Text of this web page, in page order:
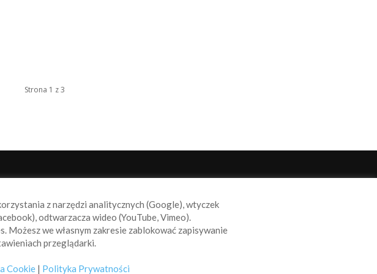
Strona 1 z 3
aktualnych
i
z narzędzi analitycznych (Google), wtyczek
odtwarzacza wideo (YouTube, Vimeo).
we własnym zakresie zablokować zapisywanie
przeglądarki.
Cookie| Polityka Prywatności